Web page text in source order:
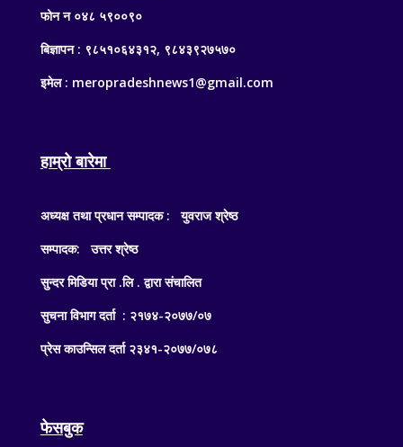
फोन न ०४८ ५९००९०
बिज्ञापन : ९८५१०६४३१२, ९८४३९२७५७०
इमेल : meropradeshnews1@gmail.com
हाम्रो बारेमा
अध्यक्ष तथा प्रधान सम्पादक : युवराज श्रेष्ठ
सम्पादक: उत्तर श्रेष्ठ
सुन्दर मिडिया प्रा .लि . द्वारा संचालित
सुचना विभाग दर्ता : २१७४-२०७७/०७
प्रेस काउन्सिल दर्ता २३४१-२०७७/०७८
फेसबुक